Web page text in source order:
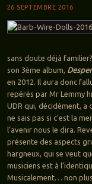
26 SEPTEMBRE 2016
sans doute déjà
son 3ème album,
en 2012. Il aura donc
repérés par Mr Lemmy
UDR qui, décidément, a
ne sais pas si c’est la
l’avenir nous le dira.
présente des aspects
hargneux, qui se veut
musiciens est à
Musicalement… non